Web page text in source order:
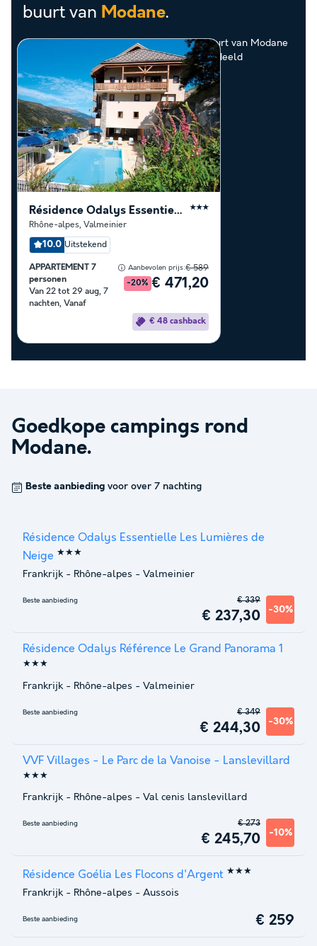
buurt van Modane.
Ontdek de selectie van campings in de buurt van Modane
die door onze klanten als beste zijn beoordeeld
Résidence Odalys Essentielle L'Ecrin des Neiges ★★★
Rhône-alpes, Valmeinier
10.0 Uitstekend
APPARTEMENT 7
personen
Van 22 tot 29 aug, 7
nachten, Vanaf
Aanbevolen prijs:€ 589
-20% € 471,20
€ 48 cashback
Goedkope campings rond
Modane.
Beste aanbieding voor over 7 nachting
Résidence Odalys Essentielle Les Lumières de
Neige ★★★
Frankrijk - Rhône-alpes - Valmeinier
Beste aanbieding
€ 237,30 -30%
€ 339
Résidence Odalys Référence Le Grand Panorama 1
★★★
Frankrijk - Rhône-alpes - Valmeinier
Beste aanbieding
€ 244,30 -30%
€ 349
VVF Villages - Le Parc de la Vanoise - Lanslevillard
★★★
Frankrijk - Rhône-alpes - Val cenis lanslevillard
Beste aanbieding
€ 245,70 -10%
€ 273
Résidence Goélia Les Flocons d'Argent ★★★
Frankrijk - Rhône-alpes - Aussois
Beste aanbieding € 259